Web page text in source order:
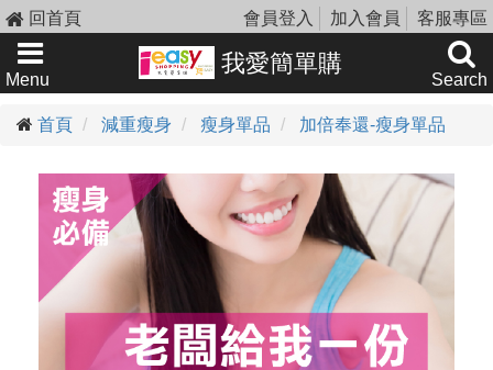
回首頁 會員登入 加入會員 客服專區
Menu
我愛簡單購
Search
首頁 減重瘦身 瘦身單品 加倍奉還-瘦身單品